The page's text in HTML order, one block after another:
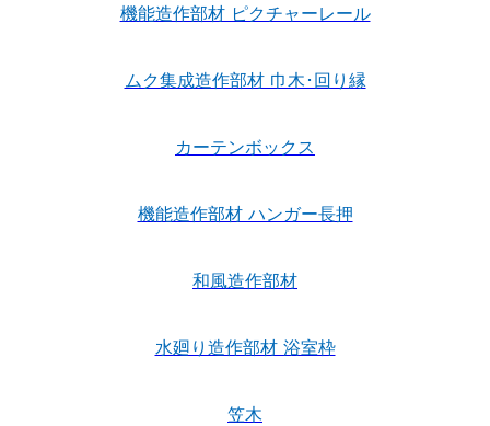
機能造作部材 ピクチャーレール
ムク集成造作部材 巾木･回り縁
カーテンボックス
機能造作部材 ハンガー長押
和風造作部材
水廻り造作部材 浴室枠
笠木